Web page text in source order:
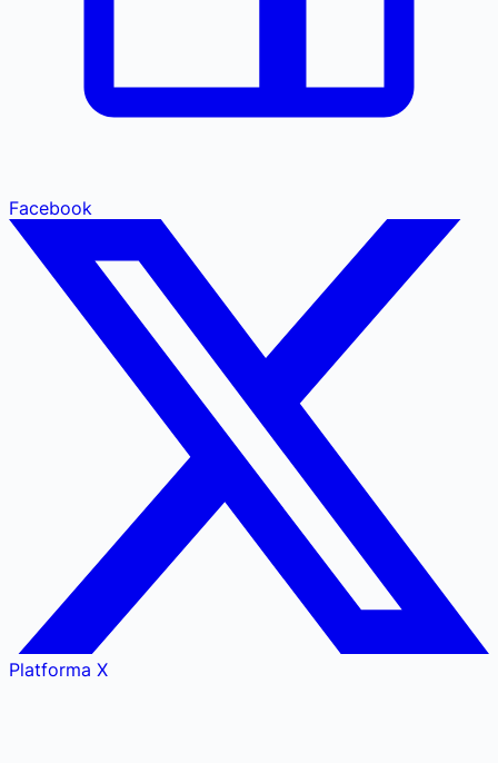
Facebook
Platforma X